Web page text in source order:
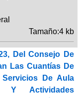
Tamaño:4 kb
Del Consejo De
Las Cuantías De
De Aula
Y Actividades